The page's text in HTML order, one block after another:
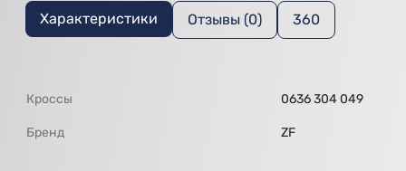
Характеристики Отзывы (0) 360
Кроссы 0636 304 049
Бренд ZF